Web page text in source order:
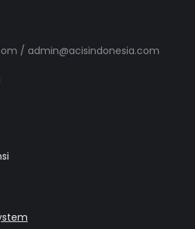
/ admin@acisindonesia.com